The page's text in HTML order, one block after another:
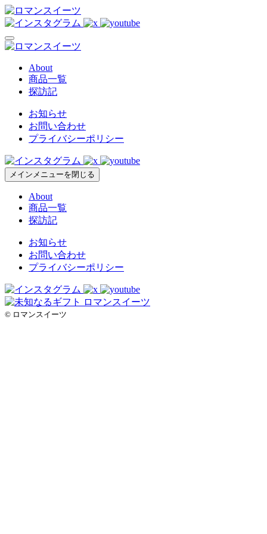
About
商品一覧
探訪記
お知らせ
お問い合わせ
プライバシーポリシー
メインメニューを閉じる
About
商品一覧
探訪記
お知らせ
お問い合わせ
プライバシーポリシー
© ロマンスイーツ